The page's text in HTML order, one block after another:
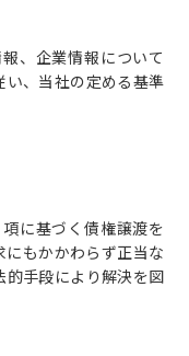
、企業情報について
い、当社の定める基準
に基づく債権譲渡を
もかかわらず正当な
手段により解決を図